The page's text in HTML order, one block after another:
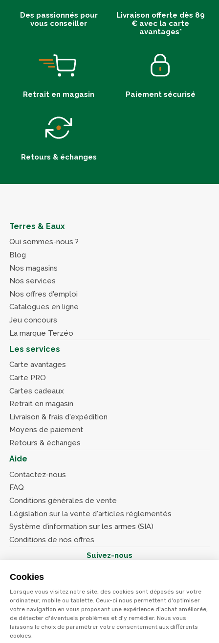
Cookies
Lorsque vous visitez notre site, des cookies sont déposés sur votre
ordinateur, mobile ou tablette. Ceux-ci nous permettent d'optimiser
votre navigation en vous proposant une expérience d'achat améliorée,
de détecter d'éventuels problèmes et d'y remédier. Nous vous
laissons le choix de paramétrer votre consentement aux différents
cookies.
Des passionnés pour
vous conseiller
Livraison offerte dès 89
€ avec la carte
avantages*
Retrait en magasin Paiement sécurisé
Retours & échanges
Terres & Eaux
Qui sommes-nous ?
Blog
Nos magasins
Nos services
Nos offres d'emploi
Catalogues en ligne
Jeu concours
La marque Terzéo
Les services
Carte avantages
Carte PRO
Cartes cadeaux
Retrait en magasin
Livraison & frais d'expédition
Moyens de paiement
Retours & échanges
Aide
Contactez-nous
FAQ
Conditions générales de vente
Législation sur la vente d'articles réglementés
Système d’information sur les armes (SIA)
Conditions de nos offres
Suivez-nous
© Terres et eaux 2026
Politique de confidentialité
Mentions légales
CGV